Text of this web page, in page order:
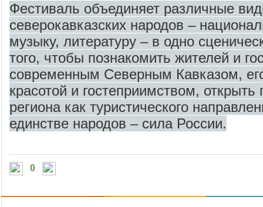
Фестиваль объединяет различные
северокавказских народов –
музыку, литературу – в одно
того, чтобы познакомить жителей и
современным Северным Кавказом,
красотой и гостеприимством,
региона как туристического
единстве народов – сила России.
0